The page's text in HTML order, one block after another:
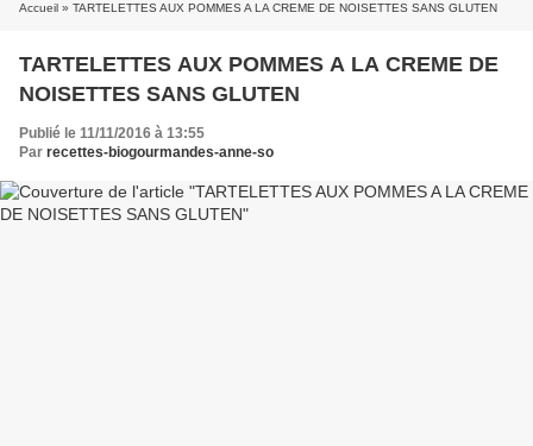
Accueil » TARTELETTES AUX POMMES A LA CREME DE NOISETTES SANS GLUTEN
TARTELETTES AUX POMMES A LA CREME DE
NOISETTES SANS GLUTEN
Publié le 11/11/2016 à 13:55
Par recettes-biogourmandes-anne-so